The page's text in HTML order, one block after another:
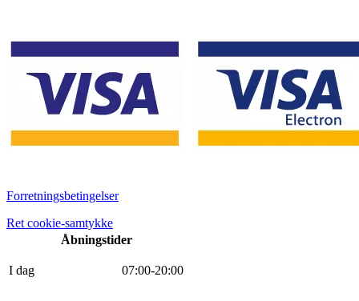
Forretningsbetingelser
Ret cookie-samtykke
Åbningstider
I dag 07:00-20:00